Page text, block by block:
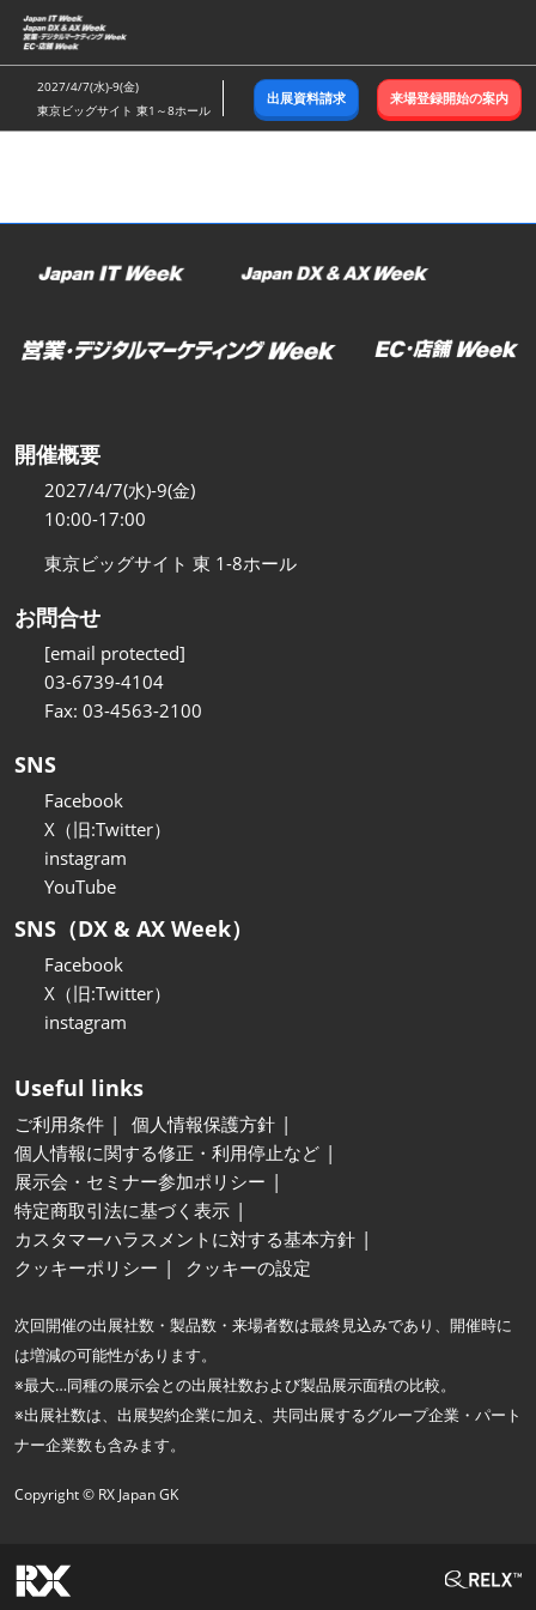
ス
キ
ッ
し
む
2027/4/7(水)-9(金)
東京ビッグサイト 東1～8ホール
出展資料請求 来場登録開始の案内
開催概要
2027/4/7(水)-9(金)
10:00-17:00
東京ビッグサイト 東 1-8ホール
お問合せ
[email protected]
03-6739-4104
Fax: 03-4563-2100
SNS
Facebook
X（旧:Twitter）
instagram
YouTube
SNS（DX & AX Week）
Facebook
X（旧:Twitter）
instagram
Useful links
ご利用条件
個人情報保護方針
個人情報に関する修正・利用停止など
展示会・セミナー参加ポリシー
特定商取引法に基づく表示
カスタマーハラスメントに対する基本方針
クッキーポリシー
クッキーの設定
次回開催の出展社数・製品数・来場者数は最終見込みであり、開催時に
は増減の可能性があります。
※最大…同種の展示会との出展社数および製品展示面積の比較。
※出展社数は、出展契約企業に加え、共同出展するグループ企業・パート
ナー企業数も含みます。
Copyright © RX Japan GK